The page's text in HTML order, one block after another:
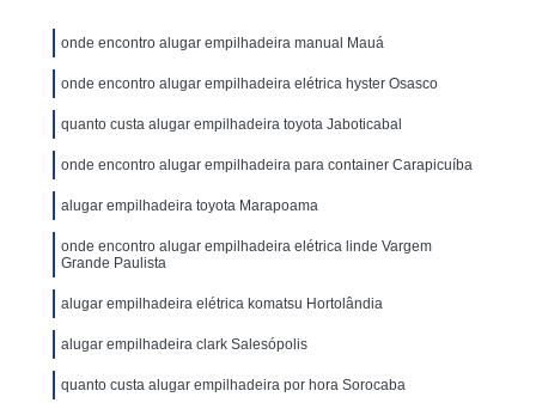
onde encontro alugar empilhadeira manual Mauá
onde encontro alugar empilhadeira elétrica hyster Osasco
quanto custa alugar empilhadeira toyota Jaboticabal
onde encontro alugar empilhadeira para container Carapicuíba
alugar empilhadeira toyota Marapoama
onde encontro alugar empilhadeira elétrica linde Vargem
Grande Paulista
alugar empilhadeira elétrica komatsu Hortolândia
alugar empilhadeira clark Salesópolis
quanto custa alugar empilhadeira por hora Sorocaba